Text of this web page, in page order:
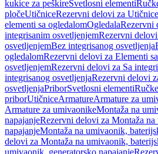
kukice za peškireSvetlosni elementi
pločeUtičniceRezervni delovi za Utičnice
elementi sa ogledalomOgledalaRezervni
integrisanim osvetljenjemRezervni
osvetljenjemBez integrisanog osvetljenja
ogledalomRezervni delovi za Elementi
osvetljenjemRezervni delovi za Sa
integrisanog osvetljenjaRezervni delovi
osvetljenjaPriborSvetlosni elementiRučke
priborUtičniceArmatureArmature za
Armature za umivaonikeMontaža na
napajanjeRezervni delovi za Montaža
napajanjeMontaža na umivaonik,
delovi za Montaža na umivaonik,
umivaonik, generatorsko napajanje